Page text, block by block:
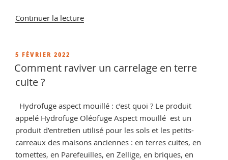
Continuer la lecturede
terre
sale
? »
PUBLIÉ
LE
5 FÉVRIER 2022
Comment raviver un carrelage en terre
cuite ?
Hydrofuge aspect mouillé : c’est quoi ? Le produit
appelé Hydrofuge Oléofuge Aspect mouillé est un
produit d’entretien utilisé pour les sols et les petits-
carreaux des maisons anciennes : en terres cuites, en
tomettes, en Parefeuilles, en Zellige, en briques, en